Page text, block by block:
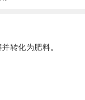
转化为肥料。